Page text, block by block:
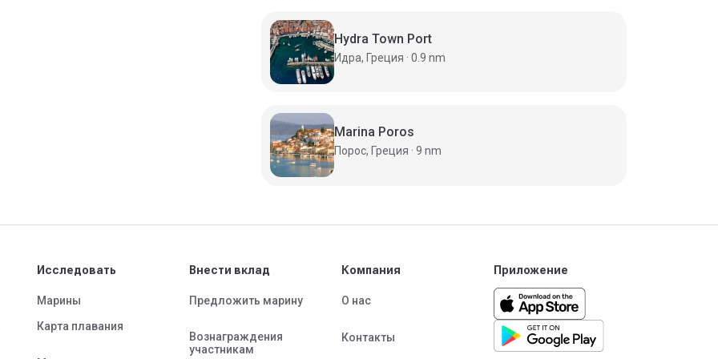
Hydra Town Port
Идра, Греция · 0.9 nm
Marina Poros
Порос, Греция · 9 nm
Исследовать
Марины
Карта плавания
Внести вклад
Предложить марину
Вознаграждения
участникам
Компания
О нас
Контакты
Приложение